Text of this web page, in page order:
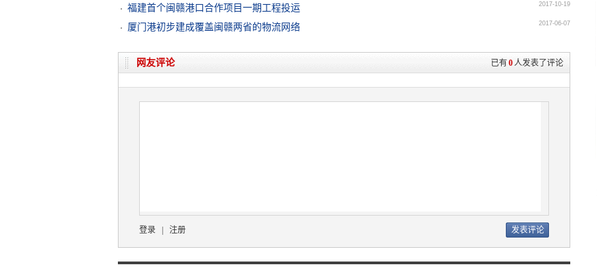
福建首个闽赣港口合作项目一期工程投运 2017-10-19
厦门港初步建成覆盖闽赣两省的物流网络 2017-06-07
已有0人发表了评论
网友评论
登录 注册